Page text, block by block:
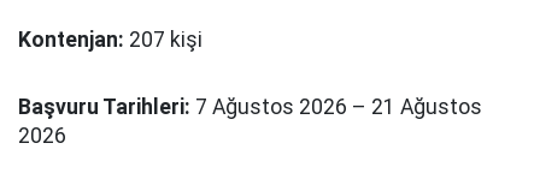
Kontenjan: 207 kişi
Başvuru Tarihleri: 7 Ağustos 2026 – 21 Ağustos
2026